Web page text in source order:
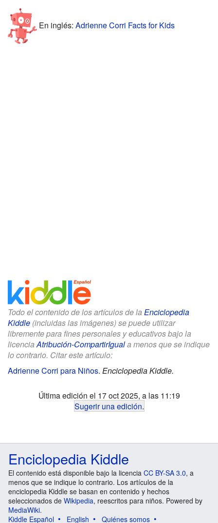
En inglés: Adrienne Corri Facts for Kids
Todo el contenido de los artículos de la Enciclopedia
Kiddle (incluidas las imágenes) se puede utilizar
libremente para fines personales y educativos bajo la
licenciaAtribución-CompartirIguala menos que se indique
lo contrario. Citar este artículo:
Adrienne Corri para Niños. Enciclopedia Kiddle.
Última edición el 17 oct 2025, a las 11:19
Sugerir una edición.
Enciclopedia Kiddle
El contenido está disponible bajo la licencia CC BY-SA 3.0, a
menos que se indique lo contrario. Los artículos de la
enciclopedia Kiddle se basan en contenido y hechos
seleccionados de Wikipedia, reescritos para niños. Powered by
MediaWiki.
Kiddle Español
English Quiénes somos